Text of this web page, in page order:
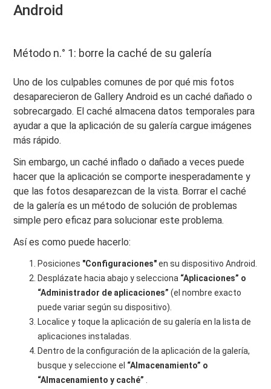
Android
Método n.° 1: borre la caché de su galería
Uno de los culpables comunes de por qué mis fotos
desaparecieron de Gallery Android es un caché dañado o
sobrecargado. El caché almacena datos temporales para
ayudar a que la aplicación de su galería cargue imágenes
más rápido.
Sin embargo, un caché inflado o dañado a veces puede
hacer que la aplicación se comporte inesperadamente y
que las fotos desaparezcan de la vista. Borrar el caché
de la galería es un método de solución de problemas
simple pero eficaz para solucionar este problema.
Así es como puede hacerlo:
Posiciones "Configuraciones"en su dispositivo Android.
Desplázate hacia abajo y selecciona “Aplicaciones” o
“Administrador de aplicaciones” (el nombre exacto
puede variar según su dispositivo).
Localice y toque la aplicación de su galería en la lista de
aplicaciones instaladas.
Dentro de la configuración de la aplicación de la galería,
busque y seleccione el “Almacenamiento” o
“Almacenamiento y caché”